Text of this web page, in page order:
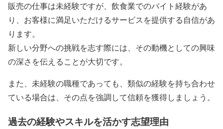
販売の仕事は未経験ですが、飲食業でのバイト経験があ
り、お客様に満足いただけるサービスを提供する自信があ
ります。
新しい分野への挑戦を志す際には、その動機としての興味
の深さを伝えることが大切です。
また、未経験の職種であっても、類似の経験を持ち合わせ
ている場合は、その点を強調して信頼を獲得しましょう。
過去の経験やスキルを活かす志望理由